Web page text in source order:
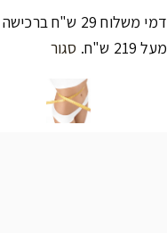
מעל 219 ש"ח.
סגור